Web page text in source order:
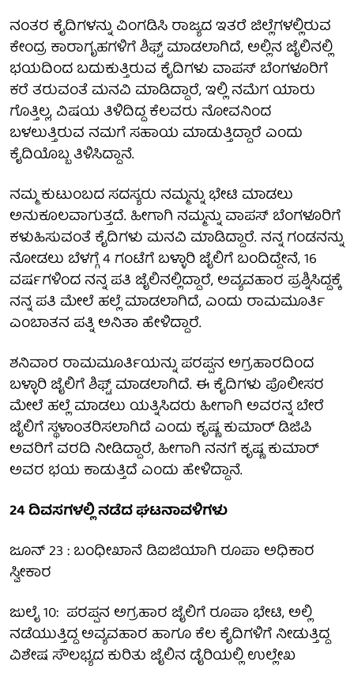
ನಂತರ ಕೈದಿಗಳನ್ನು ವಿಂಗಡಿಸಿ ರಾಜ್ಯದ ಇತರೆ ಜಿಲ್ಲೆಗಳಲ್ಲಿರುವ
ಕೇಂದ್ರ ಕಾರಾಗೃಹಗಳಿಗೆ ಶಿಫ್ಟ್ ಮಾಡಲಾಗಿದೆ, ಅಲ್ಲಿನ ಜೈಲಿನಲ್ಲಿ
ಭಯದಿಂದ ಬದುಕುತ್ತಿರುವ ಕೈದಿಗಳು ವಾಪಸ್ ಬೆಂಗಳೂರಿಗೆ
ಕರೆ ತರುವಂತೆ ಮನವಿ ಮಾಡಿದ್ದಾರೆ, ಇಲ್ಲಿ ನಮೆಗ ಯಾರು
ಗೊತ್ತಿಲ್ಲ, ವಿಷಯ ತಿಳಿದಿದ್ದ ಕೆಲವರು ನೋವನಿಂದ
ಬಳಲುತ್ತಿರುವ ನಮಗೆ ಸಹಾಯ ಮಾಡುತ್ತಿದ್ದಾರೆ ಎಂದು
ಕೈದಿಯೊಬ್ಬ ತಿಳಿಸಿದ್ದಾನೆ.
ನಮ್ಮ ಕುಟುಂಬದ ಸದಸ್ಯರು ನಮ್ಮನ್ನು ಭೇಟಿ ಮಾಡಲು
ಅನುಕೂಲವಾಗುತ್ತದೆ. ಹೀಗಾಗಿ ನಮ್ಮನ್ನು ವಾಪಸ್ ಬೆಂಗಳೂರಿಗೆ
ಕಳುಹಿಸುವಂತೆ ಕೈದಿಗಳು ಮನವಿ ಮಾಡಿದ್ದಾರೆ. ನನ್ನ ಗಂಡನನ್ನು
ನೋಡಲು ಬೆಳಗ್ಗೆ 4 ಗಂಟೆಗೆ ಬಳ್ಳಾರಿ ಜೈಲಿಗೆ ಬಂದಿದ್ದೇನೆ, 16
ವರ್ಷಗಳಿಂದ ನನ್ನ ಪತಿ ಜೈಲಿನಲ್ಲಿದ್ದಾರೆ, ಅವ್ಯವಹಾರ ಪ್ರಶ್ನಿಸಿದ್ದಕ್ಕೆ
ನನ್ನ ಪತಿ ಮೇಲೆ ಹಲ್ಲೆ ಮಾಡಲಾಗಿದೆ, ಎಂದು ರಾಮಮೂರ್ತಿ
ಎಂಬಾತನ ಪತ್ನಿ ಅನಿತಾ ಹೇಳಿದ್ದಾರೆ.
ಶನಿವಾರ ರಾಮಮೂರ್ತಿಯನ್ನು ಪರಪ್ಪನ ಅಗ್ರಹಾರದಿಂದ
ಬಳ್ಳಾರಿ ಜೈಲಿಗೆ ಶಿಫ್ಟ್ ಮಾಡಲಾಗಿದೆ. ಈ ಕೈದಿಗಳು ಪೊಲೀಸರ
ಮೇಲೆ ಹಲ್ಲೆ ಮಾಡಲು ಯತ್ನಿಸಿದರು ಹೀಗಾಗಿ ಅವರನ್ನ ಬೇರೆ
ಜೈಲಿಗೆ ಸ್ಥಳಾಂತರಿಸಲಾಗಿದೆ ಎಂದು ಕೃಷ್ಣ ಕುಮಾರ್ ಡಿಜಿಪಿ
ಅವರಿಗೆ ವರದಿ ನೀಡಿದ್ದಾರೆ, ಹೀಗಾಗಿ ನನಗೆ ಕೃಷ್ಣ ಕುಮಾರ್
ಅವರ ಭಯ ಕಾಡುತ್ತಿದೆ ಎಂದು ಹೇಳಿದ್ದಾನೆ.
24 ದಿವಸಗಳಲ್ಲಿ ನಡೆದ ಘಟನಾವಳಿಗಳು
ಜೂನ್ 23 : ಬಂಧೀಖಾನೆ ಡಿಐಜಿಯಾಗಿ ರೂಪಾ ಅಧಿಕಾರ
ಸ್ವೀಕಾರ
ಜುಲೈ 10: ಪರಪ್ಪನ ಅಗ್ರಹಾರ ಜೈಲಿಗೆ ರೂಪಾ ಭೇಟಿ, ಅಲ್ಲಿ
ನಡೆಯುತ್ತಿದ್ದ ಅವ್ಯವಹಾರ ಹಾಗೂ ಕೆಲ ಕೈದಿಗಳಿಗೆ ನೀಡುತ್ತಿದ್ದ
ವಿಶೇಷ ಸೌಲಭ್ಯದ ಕುರಿತು ಜೈಲಿನ ಡೈರಿಯಲ್ಲಿ ಉಲ್ಲೇಖ